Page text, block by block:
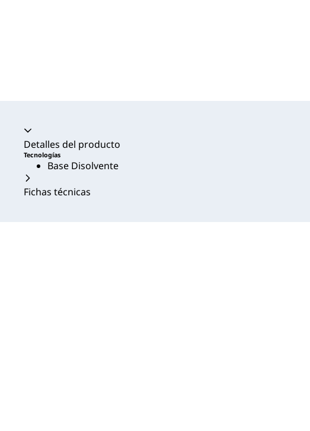
Acordeón colapsado
Detalles del producto
Tecnologías
Base Disolvente
Fichas técnicas